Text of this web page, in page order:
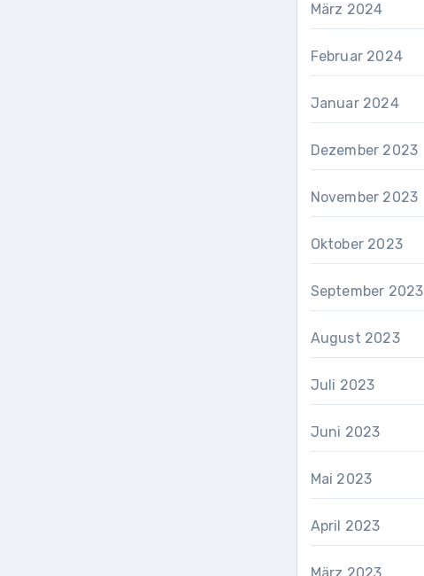
März 2024
Februar 2024
Januar 2024
Dezember 2023
November 2023
Oktober 2023
September 2023
August 2023
Juli 2023
Juni 2023
Mai 2023
April 2023